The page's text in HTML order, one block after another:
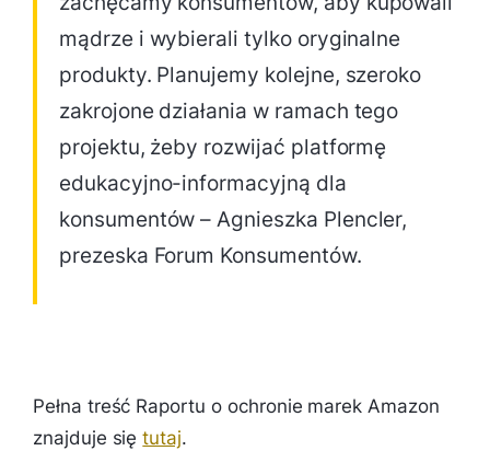
mądrze i wybierali tylko oryginalne
produkty. Planujemy kolejne, szeroko
zakrojone działania w ramach tego
projektu, żeby rozwijać platformę
edukacyjno-informacyjną dla
konsumentów – Agnieszka Plencler,
prezeska Forum Konsumentów.
Pełna treść Raportu o ochronie marek Amazon
znajduje siętutaj.